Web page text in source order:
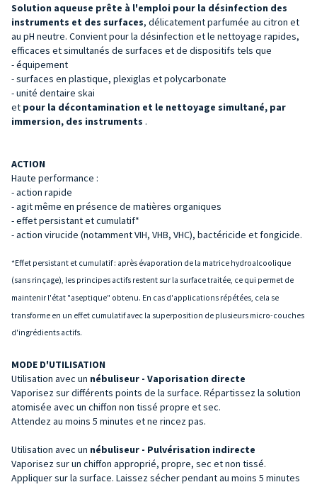
Solution aqueuse prête à l'emploi pour la désinfection des
instruments et des surfaces, délicatement parfumée au citron et
au pH neutre. Convient pour la désinfection et le nettoyage rapides,
efficaces et simultanés de surfaces et de dispositifs tels que
- équipement
- surfaces en plastique, plexiglas et polycarbonate
- unité dentaire skai
et pour la décontamination et le nettoyage simultané, par
immersion, des instruments .
ACTION
Haute performance :
- action rapide
- agit même en présence de matières organiques
- effet persistant et cumulatif*
- action virucide (notamment VIH, VHB, VHC), bactéricide et fongicide.
*Effet persistant et cumulatif : après évaporation de la matrice hydroalcoolique
(sans rinçage), les principes actifs restent sur la surface traitée, ce qui permet de
maintenir l'état "aseptique" obtenu. En cas d'applications répétées, cela se
transforme en un effet cumulatif avec la superposition de plusieurs micro-couches
d'ingrédients actifs.
MODE D'UTILISATION
Utilisation avec un nébuliseur - Vaporisation directe
Vaporisez sur différents points de la surface. Répartissez la solution
atomisée avec un chiffon non tissé propre et sec.
Attendez au moins 5 minutes et ne rincez pas.
Utilisation avec un nébuliseur - Pulvérisation indirecte
Vaporisez sur un chiffon approprié, propre, sec et non tissé.
Appliquer sur la surface. Laissez sécher pendant au moins 5 minutes